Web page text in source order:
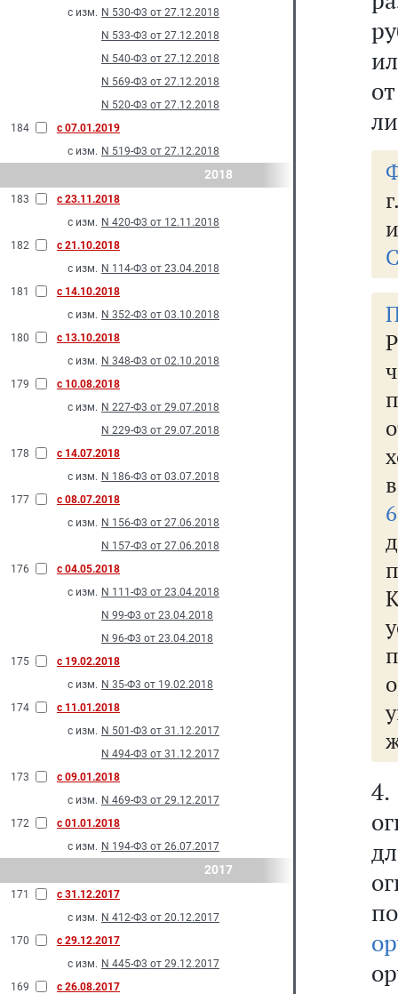
с изм. N 530-Ф3 от 27.12.2018
N 533-Ф3 от 27.12.2018
N 540-Ф3 от 27.12.2018
N 569-Ф3 от 27.12.2018
N 520-Ф3 от 27.12.2018
184
с 07.01.2019
с изм. N 519-Ф3 от 27.12.2018
2018
183
с 23.11.2018
с изм. N 420-Ф3 от 12.11.2018
182
с 21.10.2018
с изм. N 114-Ф3 от 23.04.2018
181
с 14.10.2018
с изм. N 352-Ф3 от 03.10.2018
180
с 13.10.2018
с изм. N 348-Ф3 от 02.10.2018
179
с 10.08.2018
с изм. N 227-Ф3 от 29.07.2018
N 229-Ф3 от 29.07.2018
178
с 14.07.2018
с изм. N 186-Ф3 от 03.07.2018
177
с 08.07.2018
с изм. N 156-Ф3 от 27.06.2018
N 157-Ф3 от 27.06.2018
176
с 04.05.2018
с изм. N 111-Ф3 от 23.04.2018
N 99-Ф3 от 23.04.2018
N 96-Ф3 от 23.04.2018
175
с 19.02.2018
с изм. N 35-Ф3 от 19.02.2018
174
с 11.01.2018
с изм. N 501-Ф3 от 31.12.2017
N 494-Ф3 от 31.12.2017
173
с 09.01.2018
с изм. N 469-Ф3 от 29.12.2017
172
с 01.01.2018
с изм. N 194-Ф3 от 26.07.2017
2017
171
с 31.12.2017
с изм. N 412-Ф3 от 20.12.2017
170
с 29.12.2017
с изм. N 445-Ф3 от 29.12.2017
169
с 26.08.2017
6